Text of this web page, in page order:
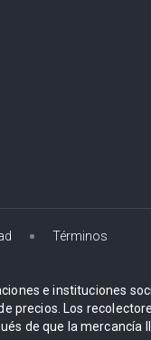
Términos
e instituciones
precios. Los
de que la mercancía